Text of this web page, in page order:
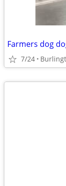
Farmers dog
7/24